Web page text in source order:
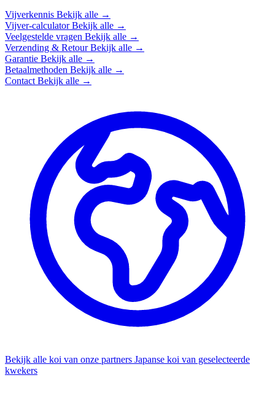
Vijverkennis Bekijk alle →
Vijver-calculatorBekijk alle →
Veelgestelde vragen Bekijk alle →
Verzending & RetourBekijk alle →
Garantie Bekijk alle →
Betaalmethoden Bekijk alle →
Contact Bekijk alle →
Bekijk alle koi van onze partners Japanse koi van geselecteerde
kwekers